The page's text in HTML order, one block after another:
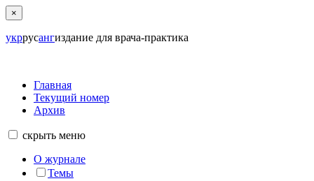
×
укррусангиздание для врача-практика
Главная
Текущий номер
Архив
скрыть меню
О журнале
Темы